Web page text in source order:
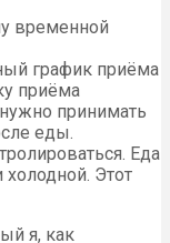
временной
график приёма
приёма
принимать
еды.
Еда
Этот
я, как